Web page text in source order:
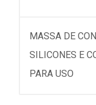
MASSA DE
SILICONES E
PARA USO